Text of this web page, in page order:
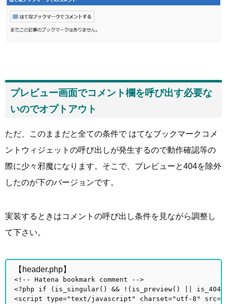
プレビュー画面でコメント欄を呼び出す必要な
いのでオプトアウト
ただ、このままだと全ての条件で はてなブックマークコメ
ントウィジェットの呼び出しが発生するので動作確認等の
際に少々邪魔になります。そこで、プレビューと404を除外
したのが下のバージョンです。
実装するときはコメントの呼び出し条件を見ながら調整し
て下さい。
【header.php】
<!-- Hatena bookmark comment -->
<?php if (is_singular() && !(is_preview() ||
<script type="text/javascript" charset="utf-8"